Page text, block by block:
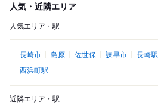
人気・近隣エリア
人気エリア・駅
長崎市 島原 佐世保 諫早市 長崎駅
西浜町駅
近隣エリア・駅